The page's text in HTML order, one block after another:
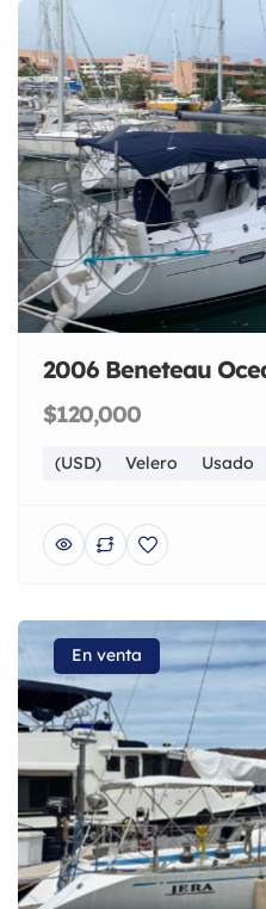
2006 Beneteau
$120,000
(USD) Velero Usado
En venta